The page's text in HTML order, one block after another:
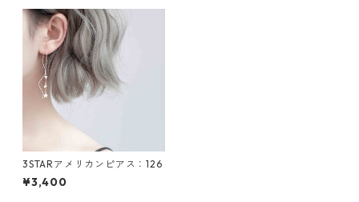
3STARアメリカンピアス：126
¥3,400